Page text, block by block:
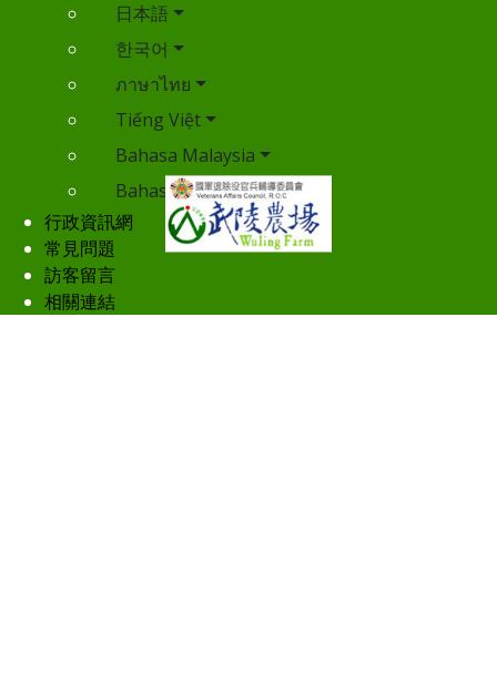
日本語
한국어
ภาษาไทย
Tiếng Việt
Bahasa Malaysia
Bahasa Indonesia
行政資訊網
常見問題
訪客留言
相關連結